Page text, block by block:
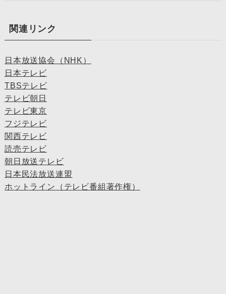
関連リンク
日本放送協会（NHK）
日本テレビ
TBSテレビ
テレビ朝日
テレビ東京
フジテレビ
関西テレビ
読売テレビ
朝日放送テレビ
日本民法放送連盟
ホットライン（テレビ番組著作権）